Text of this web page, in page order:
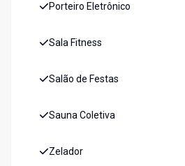
Porteiro Eletrônico
Sala Fitness
Salão de Festas
Sauna Coletiva
Zelador